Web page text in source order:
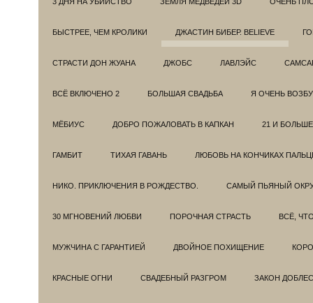
БЫСТРЕЕ, ЧЕМ КРОЛИКИ ДЖАСТИН БИБЕР. BELIEVE
СТРАСТИ ДОН ЖУАНА ДЖОБС ЛАВЛЭЙС
ВСЁ ВКЛЮЧЕНО 2 БОЛЬШАЯ СВАДЬБА Я ОЧЕНЬ
МЁБИУС ДОБРО ПОЖАЛОВАТЬ В КАПКАН 21 И БОЛЬШЕ
ГАМБИТ ТИХАЯ ГАВАНЬ ЛЮБОВЬ НА КОНЧИКАХ
НИКО. ПРИКЛЮЧЕНИЯ В РОЖДЕСТВО. САМЫЙ ПЬЯНЫЙ
30 МГНОВЕНИЙ ЛЮБВИ ПОРОЧНАЯ СТРАСТЬ ВСЁ,
МУЖЧИНА С ГАРАНТИЕЙ ДВОЙНОЕ ПОХИЩЕНИЕ
КРАСНЫЕ ОГНИ СВАДЕБНЫЙ РАЗГРОМ ЗАКОН